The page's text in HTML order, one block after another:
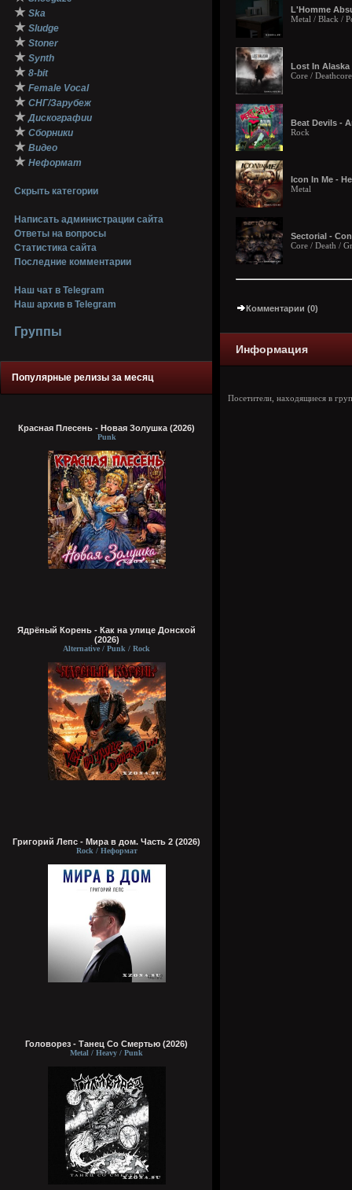
★ Ska
★ Sludge
★ Stoner
★ Synth
★ 8-bit
★ Female Vocal
★ СНГ/Зарубеж
★ Дискографии
★ Сборники
★ Видео
★ Неформат
Скрыть категории
Написать администрации сайта
Ответы на вопросы
Статистика сайта
Последние комментарии
Наш чат в Telegram
Наш архив в Telegram
Группы
Популярные релизы за месяц
Красная Плесень - Новая Золушка (2026)
Punk
Ядрёный Корень - Как на улице Донской
(2026)
Alternative / Punk / Rock
Григорий Лепс - Мира в дом. Часть 2 (2026)
Rock / Неформат
Головорез - Tанец Со Смертью (2026)
Metal / Heavy / Punk
L'Homme
Metal / Black /
Lost In Alaska
Core / Deathcore
Beat Devils -
Rock
Icon In Me -
Metal
Sectorial -
Core / Death /
Комментарии (0)
Информация
Посетители, находящиеся в